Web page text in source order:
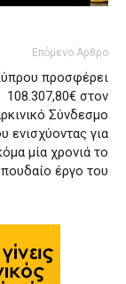
Επόμενο Άρθρο
προσφέρει
108.307,80€ στον
Σύνδεσμο
ενισχύοντας για
μία χρονιά το
έργο του